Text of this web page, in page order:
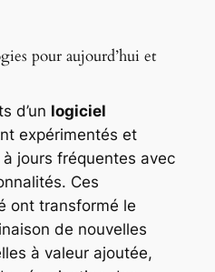
pour aujourd’hui et
d’un logiciel
expérimentés et
jours fréquentes avec
Ces
ont transformé le
de nouvelles
à valeur ajoutée,